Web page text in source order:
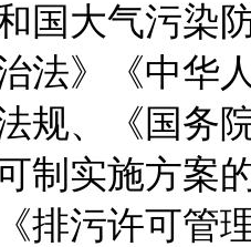
国大气污染
法》《中华
规、《国务
制实施方案
排污许可管